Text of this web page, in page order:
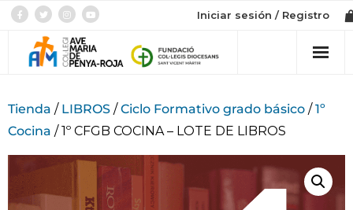
Iniciar sesión / Registro
Admissió
Tienda / LIBROS /Ciclo Formativo grado básico /1º
Cocina / 1º CFGB COCINA – LOTE DE LIBROS